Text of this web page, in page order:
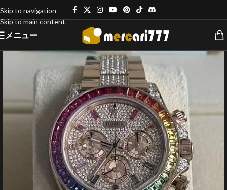
Skip to navigation
Skip to main content
メニュー